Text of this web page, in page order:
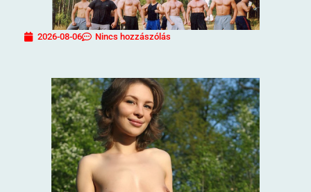
2026-08-06 Nincs hozzászólás